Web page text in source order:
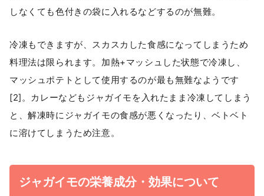
しなくても色付きの袋に入れるなどするのが無難。
冷凍もできますが、スカスカした食感になってしまうため
料理法は限られます。加熱+マッシュした状態で冷凍し、
マッシュポテトとして使用するのが最も無難なようです
[2]。カレーなどもジャガイモを入れたまま冷凍してしまう
と、解凍時にジャガイモの食感が悪くなったり、ベトベト
に溶けてしまうため注意。
ジャガイモの栄養成分・効果について